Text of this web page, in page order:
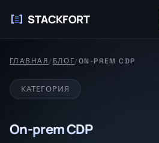
STACKFORT
ГЛАВНАЯ/ БЛОГ/ON-PREM CDP
КАТЕГОРИЯ
On-prem CDP